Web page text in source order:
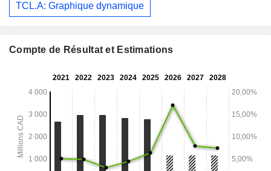
TCL.A: Graphique dynamique
Compte de Résultat et Estimations